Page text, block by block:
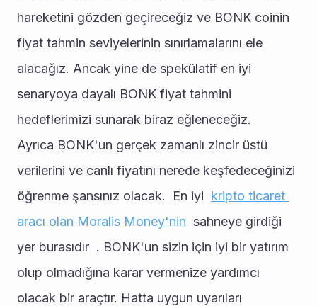
hareketini gözden geçireceğiz ve BONK coinin
fiyat tahmin seviyelerinin sınırlamalarını ele
alacağız. Ancak yine de spekülatif en iyi
senaryoya dayalı BONK fiyat tahmini
hedeflerimizi sunarak biraz eğleneceğiz.
Ayrıca BONK'un gerçek zamanlı zincir üstü
verilerini ve canlı fiyatını nerede keşfedeceğinizi
öğrenme şansınız olacak.  En iyi kripto ticaret
aracı olan Moralis Money'nin sahneye girdiği
yer burasıdır  . BONK'un sizin için iyi bir yatırım
olup olmadığına karar vermenize yardımcı
olacak bir araçtır. Hatta uygun uyarıları